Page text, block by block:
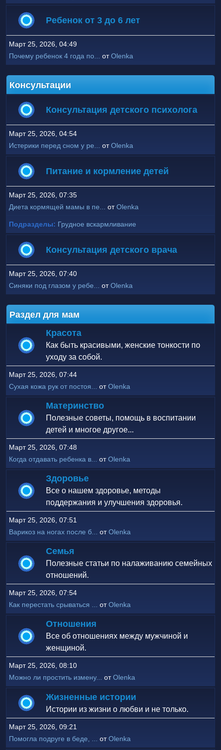
Ребенок от 3 до 6 лет
Март 25, 2026, 04:49
Почему ребенок 4 года по... отOlenka
Консультации
Консультация детского психолога
Март 25, 2026, 04:54
Истерики перед сном у ре... отOlenka
Питание и кормление детей
Март 25, 2026, 07:35
Диета кормящей мамы в пе... отOlenka
Подразделы Грудное вскармливание
Консультация детского врача
Март 25, 2026, 07:40
Синяки под глазом у ребе... отOlenka
Раздел для мам
Красота
Как быть красивыми, женские тонкости по
уходу за собой.
Март 25, 2026, 07:44
Сухая кожа рук от постоя... отOlenka
Материнство
Полезные советы, помощь в воспитании
детей и многое другое...
Март 25, 2026, 07:48
Когда отдавать ребенка в... отOlenka
Здоровье
Все о нашем здоровье, методы
поддержания и улучшения здоровья.
Март 25, 2026, 07:51
Варикоз на ногах после б... отOlenka
Семья
Полезные статьи по налаживанию семейных
отношений.
Март 25, 2026, 07:54
Как перестать срываться ... отOlenka
Отношения
Все об отношениях между мужчиной и
женщиной.
Март 25, 2026, 08:10
Можно ли простить измену... отOlenka
Жизненные истории
Истории из жизни о любви и не только.
Март 25, 2026, 09:21
Помогла подруге в беде, ... отOlenka